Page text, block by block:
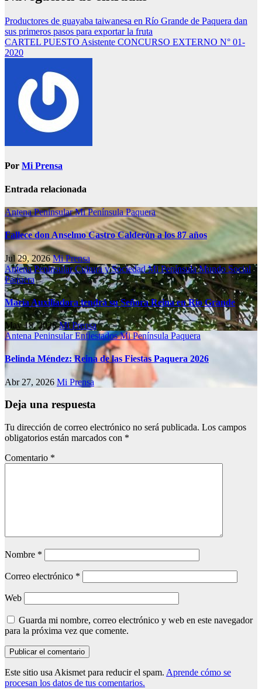
Productores de guayaba taiwanesa en Río Grande de Paquera dan
sus primeros pasos para exportar la fruta
CARTEL PUESTO Asistente CONCURSO EXTERNO N° 01-
2020
Por Mi Prensa
Entrada relacionada
Antena PeninsularMi PenínsulaPaquera
Fallece don Anselmo Castro Calderón a los 87 años
Jul 29, 2026Mi Prensa
Antena PeninsularCultura y SociedadMi PenínsulaMundo Social
Paquera
María Auxiliadora tendrá su Señora Reina en Río Grande
May 18, 2026Mi Prensa
Antena PeninsularEnfiestadosMi Península Paquera
Belinda Méndez: Reina de las Fiestas Paquera 2026
Abr 27, 2026 Mi Prensa
Deja una respuesta
Tu dirección de correo electrónico no será publicada. Los campos
obligatorios están marcados con *
Comentario *
Nombre *
Correo electrónico *
Web
Guarda mi nombre, correo electrónico y web en este navegador
para la próxima vez que comente.
Este sitio usa Akismet para reducir el spam. Aprende cómo se
procesan los datos de tus comentarios.